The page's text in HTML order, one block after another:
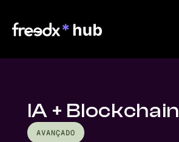
IA + Blockchain
AVANÇADO